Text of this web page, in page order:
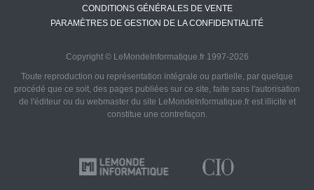
CONDITIONS GÉNÉRALES DE VENTE
PARAMÈTRES DE GESTION DE LA CONFIDENTIALITÉ
Copyright © LeMondeInformatique.fr 1997-2026
Toute reproduction ou représentation intégrale ou partielle, par quelque
procédé que ce soit, des pages publiées sur ce site, faite sans l'autorisation
de l'éditeur ou du webmaster du site LeMondeInformatique.fr est illicite et
constitue une contrefaçon.